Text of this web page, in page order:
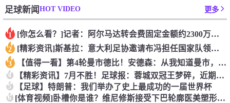
足球新闻HOT VIDEO 更多
1 [你怎么看？]记者：阿尔马达转会费固定金额约2300万欧，外
2 [精彩资讯]斯基拉：意大利足协邀请布冯担任国家队领队，但遭到
3 【值得一看】第4轮曼市德比！安德森：从我知道曼市，曼城就是这
4 【精彩资讯】7月不胜！足球报：蓉城双冠王梦碎，近期成绩下滑要
5 【足球】特朗普：我们举办了史上最成功的一届世界杯
6 [体育视频]卧槽你是谁？维尼修斯接受下巴轮廓医美塑形，突然变